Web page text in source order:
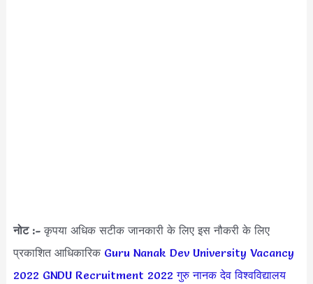
नोट :-कृपया अधिक सटीक जानकारी के लिए इस नौकरी के लिए
प्रकाशित आधिकारिक Guru Nanak Dev University Vacancy
2022 GNDU Recruitment 2022 गुरु नानक देव विश्वविद्यालय